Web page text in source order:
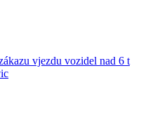
vjezdu vozidel nad 6 t